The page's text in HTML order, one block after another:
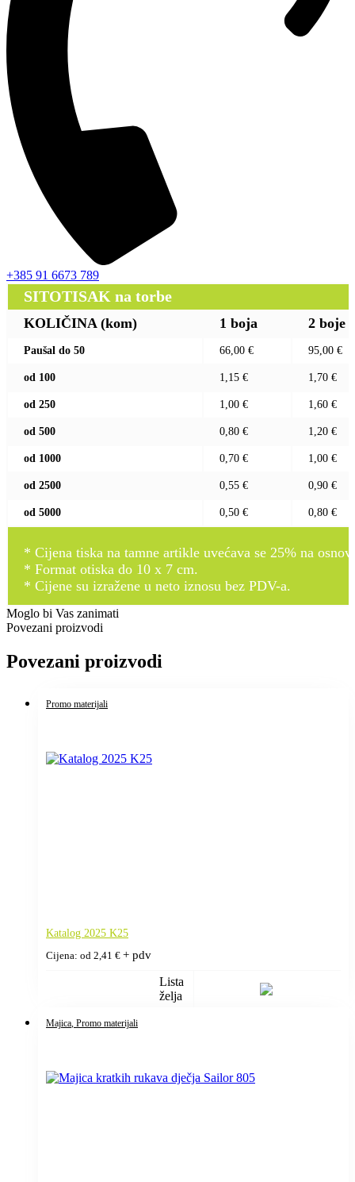
+385 91 6673 789
SITOTISAK na torbe
KOLIČINA (kom) 1 boja 2 boje
Paušal do 50 66,00 € 95,00 €
od 100 1,15 € 1,70 €
od 250 1,00 € 1,60 €
od 500 0,80 € 1,20 €
od 1000 0,70 € 1,00 €
od 2500 0,55 € 0,90 €
od 5000 0,50 € 0,80 €
* Cijena tiska na tamne artikle uvećava se 25% na
* Format otiska do 10 x 7 cm.
* Cijene su izražene u neto iznosu bez PDV-a.
Moglo bi Vas zanimati
Povezani proizvodi
Povezani proizvodi
Promo materijali
Katalog 2025 K25
Cijena: od 2,41 € + pdv
Lista
želja
Majica, Promo materijali